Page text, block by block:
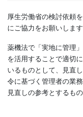
厚生労働省の検討依頼
にご協力をお願いします
薬機法で「実地に管理
を活用することで適切
いるものとして、見直
令に基づく管理者の業
見直しの参考とするもの